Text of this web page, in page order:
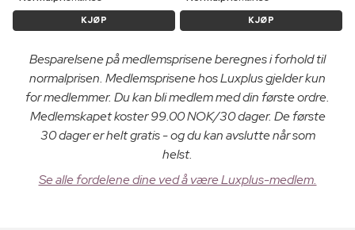
KJØP KJØP
Besparelsene på medlemsprisene beregnes i forhold til
normalprisen. Medlemsprisene hos Luxplus gjelder kun
for medlemmer. Du kan bli medlem med din første ordre.
Medlemskapet koster 99.00 NOK/30 dager. De første
30 dager er helt gratis - og du kan avslutte når som
helst.
Se alle fordelene dine ved å være Luxplus-medlem.